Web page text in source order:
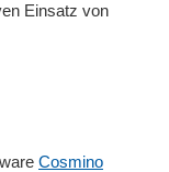
Einsatz von
Cosmino